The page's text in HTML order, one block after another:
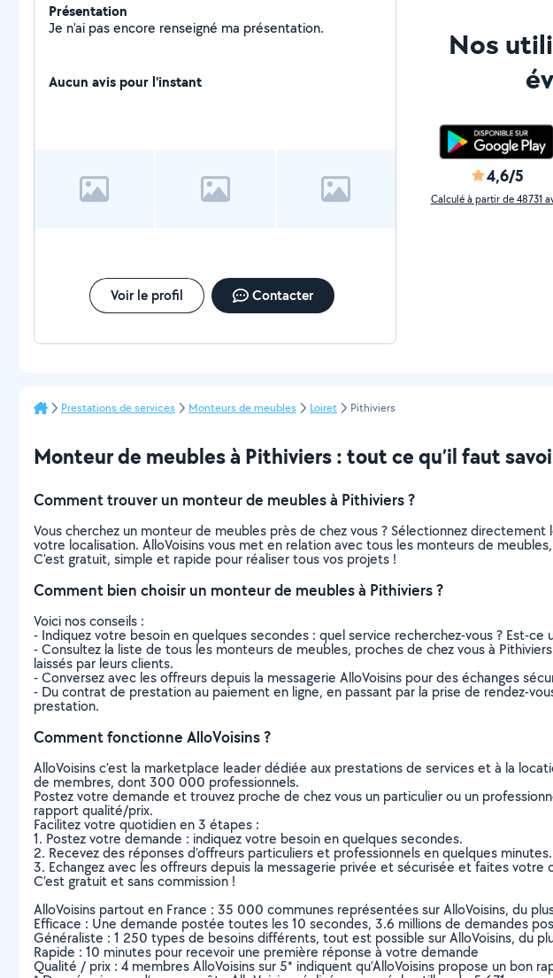
Présentation
Je n'ai pas encore renseigné ma présentation.
Aucun avis pour l'instant
Voir le profil Contacter
Nos
4,6/5
Calculé à partir de 48731
Prestations de services Monteurs de meubles Loiret Pithiviers
Monteur de meubles à Pithiviers : tout ce qu’il faut
Comment trouver un monteur de meubles à Pithiviers ?
Vous cherchez un monteur de meubles près de chez vous ? Sélectionnez
votre localisation. AlloVoisins vous met en relation avec tous les monteurs de
C’est gratuit, simple et rapide pour réaliser tous vos projets !
Comment bien choisir un monteur de meubles à Pithiviers ?
Voici nos conseils :
- Indiquez votre besoin en quelques secondes : quel service recherchez-vous ? Est-
- Consultez la liste de tous les monteurs de meubles, proches de chez vous à
laissés par leurs clients.
- Conversez avec les offreurs depuis la messagerie AlloVoisins pour des échanges
- Du contrat de prestation au paiement en ligne, en passant par la prise de rendez-
prestation.
Comment fonctionne AlloVoisins ?
AlloVoisins c’est la marketplace leader dédiée aux prestations de services et à la
de membres, dont 300 000 professionnels.
Postez votre demande et trouvez proche de chez vous un particulier ou un
rapport qualité/prix.
Facilitez votre quotidien en 3 étapes :
1. Postez votre demande : indiquez votre besoin en quelques secondes.
2. Recevez des réponses d’offreurs particuliers et professionnels en quelques minutes.
3. Echangez avec les offreurs depuis la messagerie privée et sécurisée et faites votre
C’est gratuit et sans commission !
AlloVoisins partout en France : 35 000 communes représentées sur AlloVoisins, du
Efficace : Une demande postée toutes les 10 secondes, 3.6 millions de demandes
Généraliste : 1 250 types de besoins différents, tout est possible sur AlloVoisins, du
Rapide : 10 minutes pour recevoir une première réponse à votre demande
Qualité / prix : 4 membres AlloVoisins sur 5* indiquent qu’AlloVoisins propose un bon